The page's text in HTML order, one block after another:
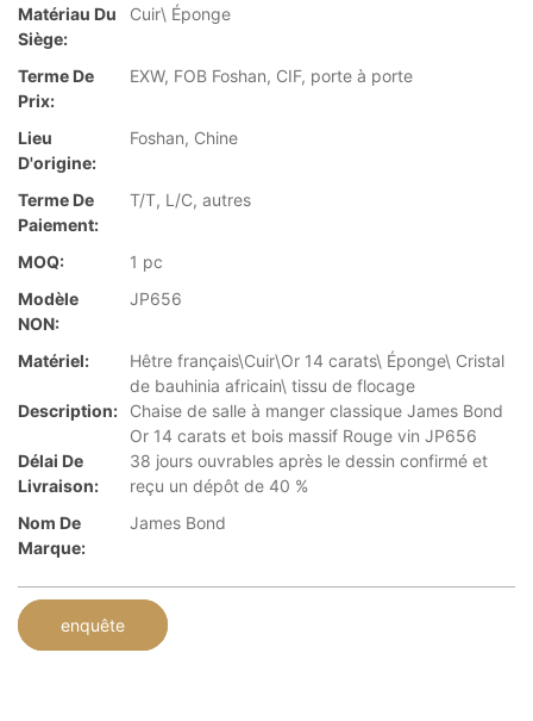
Matériau Du
Siège:
Cuir\ Éponge
Terme De
Prix:
EXW, FOB Foshan, CIF, porte à porte
Lieu
D'origine:
Foshan, Chine
Terme De
Paiement:
T/T, L/C, autres
MOQ:
1 pc
Modèle
NON:
JP656
Matériel:
Hêtre français\Cuir\Or 14 carats\ Éponge\ Cristal
de bauhinia africain\ tissu de flocage
Description:
Chaise de salle à manger classique James Bond
Or 14 carats et bois massif Rouge vin JP656
Délai De
Livraison:
38 jours ouvrables après le dessin confirmé et
reçu un dépôt de 40 %
Nom De
Marque:
James Bond
enquête